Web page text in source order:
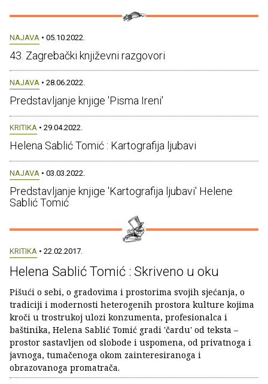
NAJAVA • 05.10.2022.
43. Zagrebački književni razgovori
NAJAVA • 28.06.2022.
Predstavljanje knjige 'Pisma Ireni'
KRITIKA • 29.04.2022.
Helena Sablić Tomić : Kartografija ljubavi
NAJAVA • 03.03.2022.
Predstavljanje knjige 'Kartografija ljubavi' Helene
Sablić Tomić
KRITIKA • 22.02.2017.
Helena Sablić Tomić : Skriveno u oku
Pišući o sebi, o gradovima i prostorima svojih sjećanja, o
tradiciji i modernosti heterogenih prostora kulture kojima
kroči u trostrukoj ulozi konzumenta, profesionalca i
baštinika, Helena Sablić Tomić gradi 'čardu' od teksta –
prostor sastavljen od slobode i uspomena, od privatnoga i
javnoga, tumačenoga okom zainteresiranoga i
obrazovanoga promatrača.